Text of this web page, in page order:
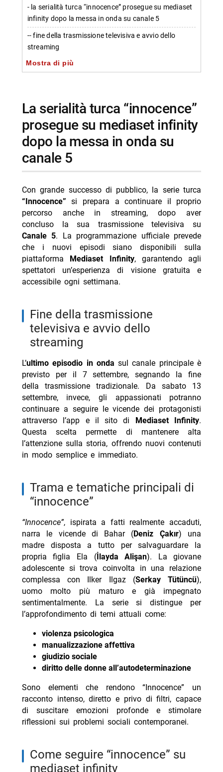
- la serialità turca “innocence” prosegue su mediaset
infinity dopo la messa in onda su canale 5
-- fine della trasmissione televisiva e avvio dello
streaming
-- trama e tematiche principali di “innocence”
infinity
-- Scopri di più da Jump the shark
-- RispondiAnnulla risposta
- Filippo Bisciglia sogna un game show in studio
notte
- Programmi TV sabato 8 agosto 2026 prima serata
- Far Away 6 agosto Zerrin sposa Demir Kaya tardi
- Beautiful 6 agosto: Hope trema, confronto con
Steffy
Mostra di più
la serialità turca “innocence”
prosegue su mediaset infinity
dopo la messa in onda su
canale 5
Con grande successo di pubblico, la serie turca
“Innocence” si prepara a continuare il proprio
percorso anche in streaming, dopo aver
concluso la sua trasmissione televisiva su
Canale 5. La programmazione ufficiale prevede
che i nuovi episodi siano disponibili sulla
piattaforma Mediaset Infinity, garantendo agli
spettatori un’esperienza di visione gratuita e
accessibile ogni settimana.
fine della trasmissione
televisiva e avvio dello
streaming
L’ultimo episodio in onda sul canale principale è
previsto per il 7 settembre, segnando la fine
della trasmissione tradizionale. Da sabato 13
settembre, invece, gli appassionati potranno
continuare a seguire le vicende dei protagonisti
attraverso l’app e il sito di Mediaset Infinity.
Questa scelta permette di mantenere alta
l’attenzione sulla storia, offrendo nuovi contenuti
in modo semplice e immediato.
trama e tematiche principali di
“innocence”
“Innocence”, ispirata a fatti realmente accaduti,
narra le vicende di Bahar (Deniz Çakır) una
madre disposta a tutto per salvaguardare la
propria figlia Ela (İlayda Alişan). La giovane
adolescente si trova coinvolta in una relazione
complessa con Ilker Ilgaz (Serkay Tütüncü),
uomo molto più maturo e già impegnato
sentimentalmente. La serie si distingue per
l’approfondimento di temi attuali come:
violenza psicologica
manualizzazione affettiva
giudizio sociale
diritto delle donne all’autodeterminazione
Sono elementi che rendono “Innocence” un
racconto intenso, diretto e privo di filtri, capace
di suscitare emozioni profonde e stimolare
riflessioni sui problemi sociali contemporanei.
come seguire “innocence” su
mediaset infinity